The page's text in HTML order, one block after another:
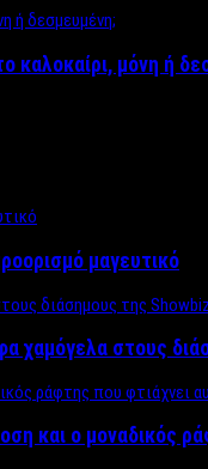
καλοκαίρι, μόνη ή
μαγευτικό
χαμόγελα στους
και ο μοναδικός